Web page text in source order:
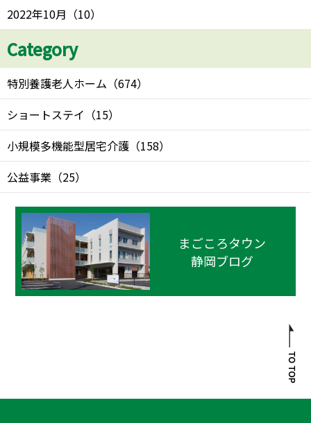
2022年10月 （10）
Category
特別養護老人ホーム （674）
ショートステイ （15）
小規模多機能型居宅介護 （158）
公益事業 （25）
まごころタウン
静岡ブログ